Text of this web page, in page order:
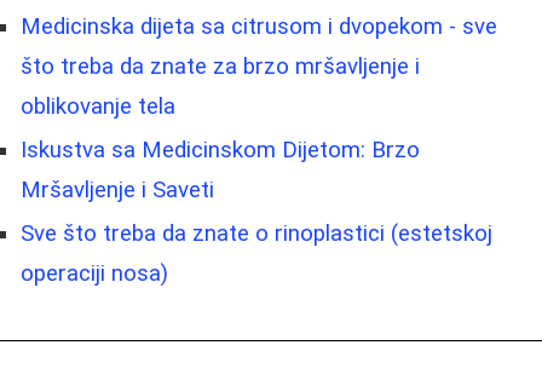
Medicinska dijeta sa citrusom i dvopekom - sve
što treba da znate za brzo mršavljenje i
oblikovanje tela
Iskustva sa Medicinskom Dijetom: Brzo
Mršavljenje i Saveti
Sve što treba da znate o rinoplastici (estetskoj
operaciji nosa)